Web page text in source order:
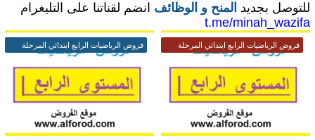
للتوصل بجديد المنح و الوظائف انضم لقناتنا على التليغرام
t.me/minah_wazifa
فروض الرياضيات الرابع ابتدائي المرحلة
فروض الرياضيات الرابع ابتدائي المرحلة